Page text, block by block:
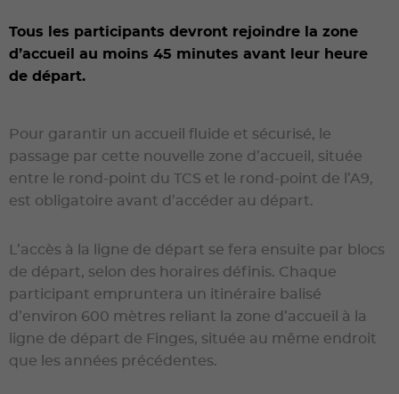
Tous les participants devront rejoindre la zone
d’accueil au moins 45 minutes avant leur heure
de départ.
Pour garantir un accueil fluide et sécurisé, le
passage par cette nouvelle zone d’accueil, située
entre le rond-point du TCS et le rond-point de l’A9,
est obligatoire avant d’accéder au départ.
L’accès à la ligne de départ se fera ensuite par blocs
de départ, selon des horaires définis. Chaque
participant empruntera un itinéraire balisé
d’environ 600 mètres reliant la zone d’accueil à la
ligne de départ de Finges, située au même endroit
que les années précédentes.